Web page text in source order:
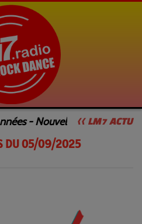
<< LM7 ACTU
- Nouvelle Émission
SUNSET JAZZ'N BLUES
DU 05/09/2025